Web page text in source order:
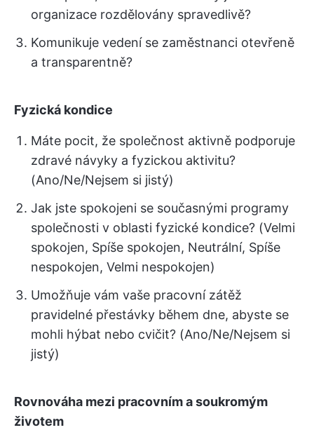
organizace rozdělovány spravedlivě?
Komunikuje vedení se zaměstnanci otevřeně
a transparentně?
Fyzická kondice
Máte pocit, že společnost aktivně podporuje
zdravé návyky a fyzickou aktivitu?
(Ano/Ne/Nejsem si jistý)
Jak jste spokojeni se současnými programy
společnosti v oblasti fyzické kondice? (Velmi
spokojen, Spíše spokojen, Neutrální, Spíše
nespokojen, Velmi nespokojen)
Umožňuje vám vaše pracovní zátěž
pravidelné přestávky během dne, abyste se
mohli hýbat nebo cvičit? (Ano/Ne/Nejsem si
jistý)
Rovnováha mezi pracovním a soukromým
životem